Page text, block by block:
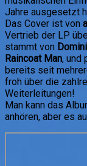
Jahre ausgesetzt
Das Cover ist von
Vertrieb der LP
stammt von
Raincoat Man, und
bereits seit
froh über die
Weiterleitungen!
Man kann das
anhören, aber es